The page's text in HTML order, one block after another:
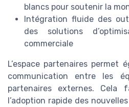
blancs pour soutenir la
Intégration fluide des
des solutions
commerciale
L’espace partenaires permet
communication entre les
partenaires externes. Cela
l’adoption rapide des